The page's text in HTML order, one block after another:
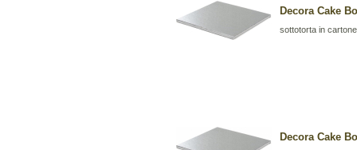
Decora Cake
sottotorta in cartone
Decora Cake